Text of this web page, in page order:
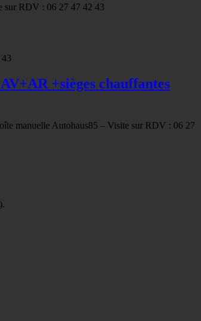
sur RDV : 06 27 47 42 43
+sièges chauffantes
manuelle Autohaus85 – Visite sur RDV : 06 27